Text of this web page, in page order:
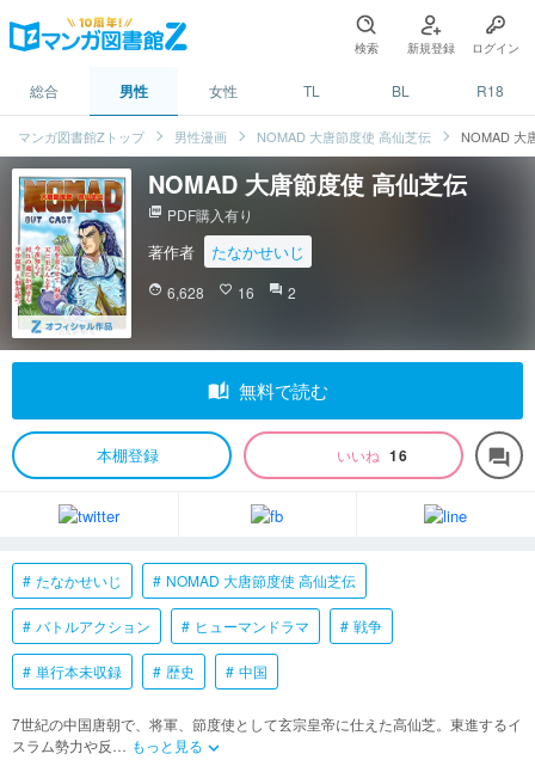
検索 新規登録 ログイン
総合 男性 女性 TL BL R18
マンガ図書館Zトップ 男性漫画 NOMAD 大唐節度使 高仙芝伝 NOMAD 大
NOMAD 大唐節度使 高仙芝伝
picture_as_pdf PDF購入有り
著作者 たなかせいじ
face 6,628 favorite_border 16 question_answer 2
auto_stories 無料で読む
本棚登録 いいね 16 forum
たなかせいじ NOMAD 大唐節度使 高仙芝伝
バトルアクション ヒューマンドラマ 戦争
単行本未収録 歴史 中国
7世紀の中国唐朝で、将軍、節度使として玄宗皇帝に仕えた高仙芝。東進するイ
スラム勢力や反… もっと見る keyboard_arrow_down